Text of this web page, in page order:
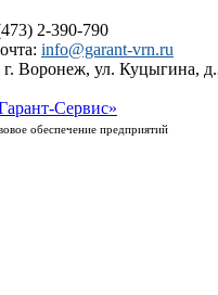
2-390-790
info@garant-vrn.ru
г. Воронеж, ул. Куцыгина,
Сервис»
обеспечение предприятий